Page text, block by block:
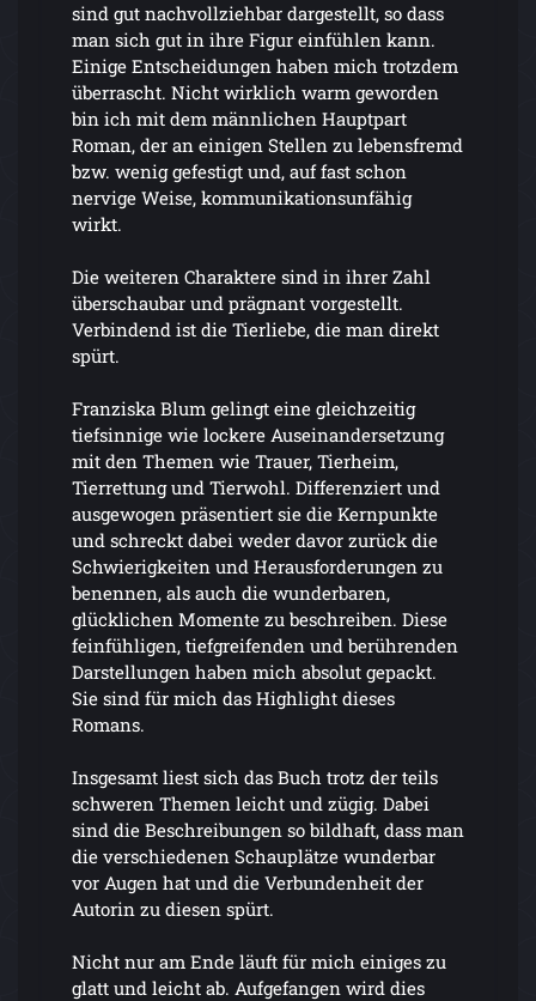
sind gut nachvollziehbar dargestellt, so dass
man sich gut in ihre Figur einfühlen kann.
Einige Entscheidungen haben mich trotzdem
überrascht. Nicht wirklich warm geworden
bin ich mit dem männlichen Hauptpart
Roman, der an einigen Stellen zu lebensfremd
bzw. wenig gefestigt und, auf fast schon
nervige Weise, kommunikationsunfähig
wirkt.
Die weiteren Charaktere sind in ihrer Zahl
überschaubar und prägnant vorgestellt.
Verbindend ist die Tierliebe, die man direkt
spürt.
Franziska Blum gelingt eine gleichzeitig
tiefsinnige wie lockere Auseinandersetzung
mit den Themen wie Trauer, Tierheim,
Tierrettung und Tierwohl. Differenziert und
ausgewogen präsentiert sie die Kernpunkte
und schreckt dabei weder davor zurück die
Schwierigkeiten und Herausforderungen zu
benennen, als auch die wunderbaren,
glücklichen Momente zu beschreiben. Diese
feinfühligen, tiefgreifenden und berührenden
Darstellungen haben mich absolut gepackt.
Sie sind für mich das Highlight dieses
Romans.
Insgesamt liest sich das Buch trotz der teils
schweren Themen leicht und zügig. Dabei
sind die Beschreibungen so bildhaft, dass man
die verschiedenen Schauplätze wunderbar
vor Augen hat und die Verbundenheit der
Autorin zu diesen spürt.
Nicht nur am Ende läuft für mich einiges zu
glatt und leicht ab. Aufgefangen wird dies